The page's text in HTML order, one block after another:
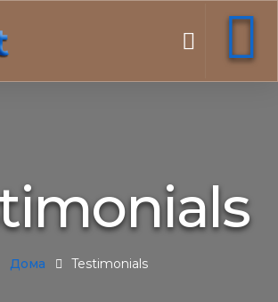
Дома Testimonials